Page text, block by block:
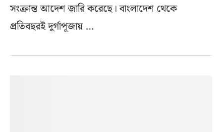
সংক্রান্ত আদেশ জারি করেছে। বাংলাদেশ থেকে
প্রতিবছরই দুর্গাপূজায় …